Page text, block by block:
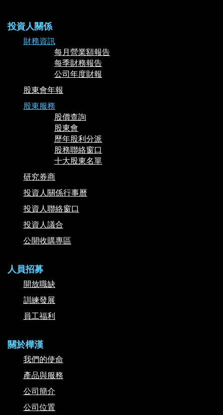
投資人關係
財務資訊
每月營業額報告
每季財務報告
公司年度財報
股東會年報
股東服務
股價查詢
股東會
歷年股利分派
股務聯絡窗口
十大股東名單
研究券商
投資人關係行事曆
投資人聯絡窗口
投資人議合
公開收購專區
人員招募
開放職缺
訓練發展
員工福利
關於樺漢
我們的使命
產品與服務
公司簡介
公司位置